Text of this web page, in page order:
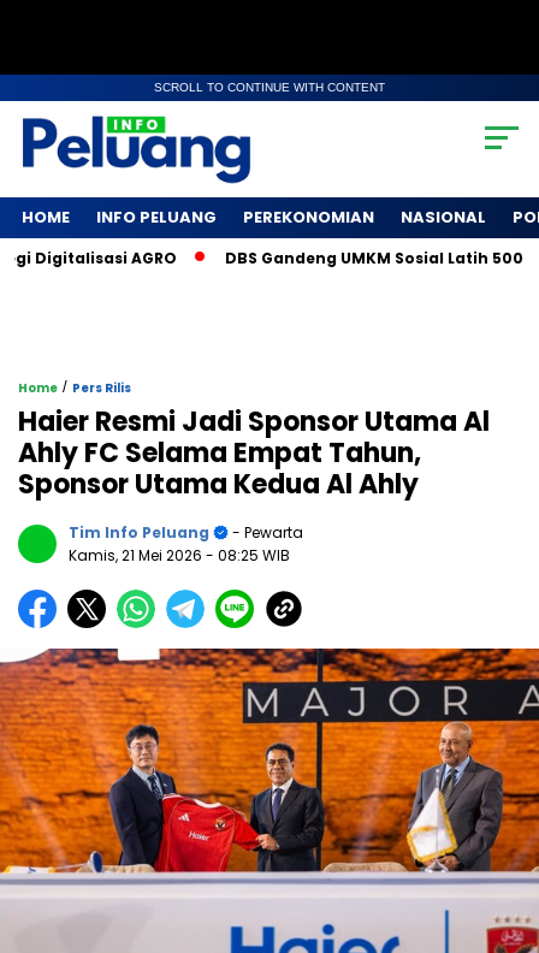
SCROLL TO CONTINUE WITH CONTENT
HOME INFO PELUANG PEREKONOMIAN NASIONAL
AGRO DBS Gandeng UMKM Sosial Latih 500
Home / Pers Rilis
Haier Resmi Jadi Sponsor Utama Al
Ahly FC Selama Empat Tahun,
Sponsor Utama Kedua Al Ahly
Tim Info Peluang
- Pewarta
Kamis, 21 Mei 2026 - 08:25 WIB